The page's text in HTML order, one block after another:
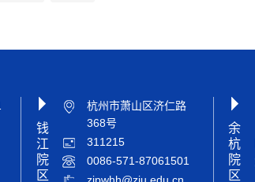
钱
江
院
区
杭州市萧山区济仁路
368号
311215
0086-571-87061501
余
杭
院
区